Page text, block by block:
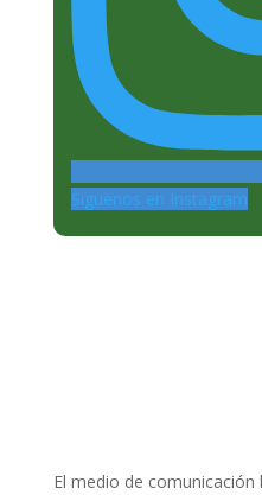
Siguenos en Instagram
El medio de